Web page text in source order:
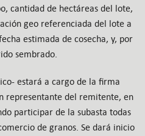
cantidad de hectáreas del lote,
geo referenciada del lote a
estimada de cosecha, y, por
sembrado.
estará a cargo de la firma
representante del remitente, en
participar de la subasta todas
de granos. Se dará inicio